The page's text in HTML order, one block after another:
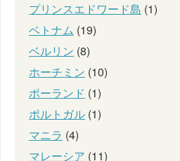
プリンスエドワード島 (1)
ベトナム (19)
ベルリン (8)
ホーチミン (10)
ポーランド (1)
ポルトガル (1)
マニラ (4)
マレーシア (11)